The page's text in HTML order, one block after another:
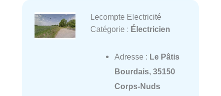
Lecompte Electricité
Catégorie : Électricien
Adresse : Le Pâtis
Bourdais, 35150
Corps-Nuds